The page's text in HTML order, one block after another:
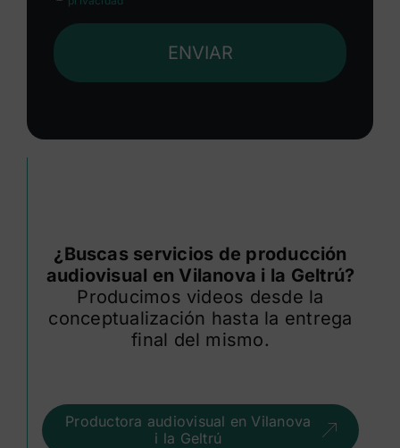
ENVIAR
¿Buscas servicios de producción
audiovisual en Vilanova i la Geltrú?
Producimos videos desde la
conceptualización hasta la entrega
final del mismo.
Productora audiovisual en Vilanova
i la Geltrú